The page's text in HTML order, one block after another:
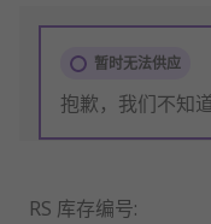
暂时无法供应
抱歉，我们不知
RS 库存编号: